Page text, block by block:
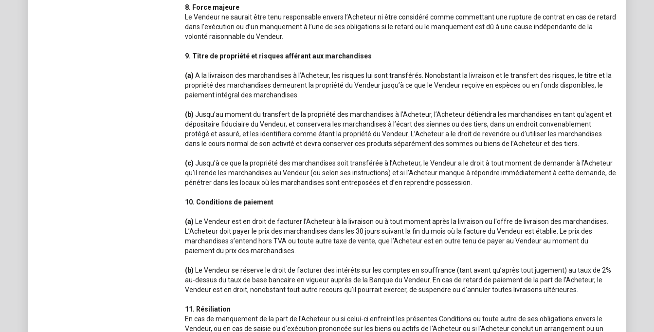
8. Force majeure
Le Vendeur ne saurait être tenu responsable envers l’Acheteur ni être considéré comme commettant une rupture de contrat en cas de retard
dans l’exécution ou d’un manquement à l’une de ses obligations si le retard ou le manquement est dû à une cause indépendante de la
volonté raisonnable du Vendeur.
9. Titre de propriété et risques afférant aux marchandises
(a) A la livraison des marchandises à l’Acheteur, les risques lui sont transférés. Nonobstant la livraison et le transfert des risques, le titre et la
propriété des marchandises demeurent la propriété du Vendeur jusqu’à ce que le Vendeur reçoive en espèces ou en fonds disponibles, le
paiement intégral des marchandises.
(b) Jusqu’au moment du transfert de la propriété des marchandises à l’Acheteur, l’Acheteur détiendra les marchandises en tant qu'agent et
dépositaire fiduciaire du Vendeur, et conservera les marchandises à l’écart des siennes ou des tiers, dans un endroit convenablement
protégé et assuré, et les identifiera comme étant la propriété du Vendeur. L’Acheteur a le droit de revendre ou d’utiliser les marchandises
dans le cours normal de son activité et devra conserver ces produits séparément des sommes ou biens de l’Acheteur et des tiers.
(c) Jusqu’à ce que la propriété des marchandises soit transférée à l’Acheteur, le Vendeur a le droit à tout moment de demander à l’Acheteur
qu'il rende les marchandises au Vendeur (ou selon ses instructions) et si l'Acheteur manque à répondre immédiatement à cette demande, de
pénétrer dans les locaux où les marchandises sont entreposées et d’en reprendre possession.
10. Conditions de paiement
(a) Le Vendeur est en droit de facturer l’Acheteur à la livraison ou à tout moment après la livraison ou l'offre de livraison des marchandises.
L’Acheteur doit payer le prix des marchandises dans les 30 jours suivant la fin du mois où la facture du Vendeur est établie. Le prix des
marchandises s’entend hors TVA ou toute autre taxe de vente, que l’Acheteur est en outre tenu de payer au Vendeur au moment du
paiement du prix des marchandises.
(b) Le Vendeur se réserve le droit de facturer des intérêts sur les comptes en souffrance (tant avant qu’après tout jugement) au taux de 2%
au-dessus du taux de base bancaire en vigueur auprès de la Banque du Vendeur. En cas de retard de paiement de la part de l’Acheteur, le
Vendeur est en droit, nonobstant tout autre recours qu'il pourrait exercer, de suspendre ou d’annuler toutes livraisons ultérieures.
11. Résiliation
En cas de manquement de la part de l'Acheteur ou si celui-ci enfreint les présentes Conditions ou toute autre de ses obligations envers le
Vendeur, ou en cas de saisie ou d’exécution prononcée sur les biens ou actifs de l'Acheteur ou si l'Acheteur conclut un arrangement ou un